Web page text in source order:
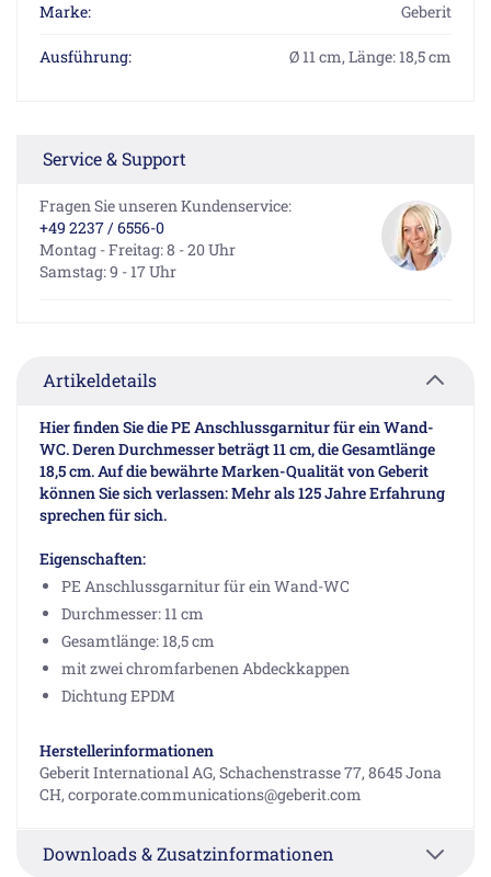
Marke: Geberit
Ausführung: Ø 11 cm, Länge: 18,5 cm
Service & Support
Fragen Sie unseren Kundenservice:
+49 2237 / 6556-0
Montag - Freitag: 8 - 20 Uhr
Samstag: 9 - 17 Uhr
Artikeldetails
Hier finden Sie die PE Anschlussgarnitur für ein Wand-
WC. Deren Durchmesser beträgt 11 cm, die Gesamtlänge
18,5 cm. Auf die bewährte Marken-Qualität von Geberit
können Sie sich verlassen: Mehr als 125 Jahre Erfahrung
sprechen für sich.
Eigenschaften:
PE Anschlussgarnitur für ein Wand-WC
Durchmesser: 11 cm
Gesamtlänge: 18,5 cm
mit zwei chromfarbenen Abdeckkappen
Dichtung EPDM
Herstellerinformationen
Geberit International AG, Schachenstrasse 77, 8645 Jona
CH, corporate.communications@geberit.com
Downloads & Zusatzinformationen